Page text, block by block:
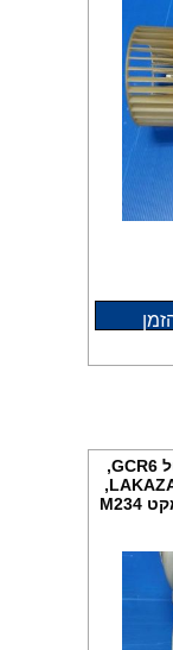
מנוע משופץ למייבש כביסה קריסטל GCR6,
מייבש LAKAZA DV60Q1E, BAYER 60Q1E,